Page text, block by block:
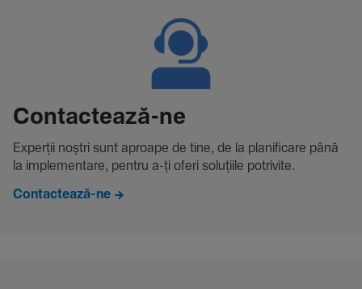
Contac­tează-ne
Experții noștri sunt aproape de tine, de la plani­fi­care până
la imple­men­tare, pentru a-ți oferi solu­țiile potri­vite.
Contactează-ne